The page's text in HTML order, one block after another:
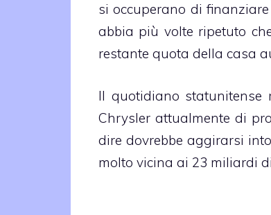
si occuperano di
abbia più volte ripetuto
restante quota della casa
Il quotidiano statunitense
Chrysler attualmente di
dire dovrebbe aggirarsi
molto vicina ai 23 miliardi